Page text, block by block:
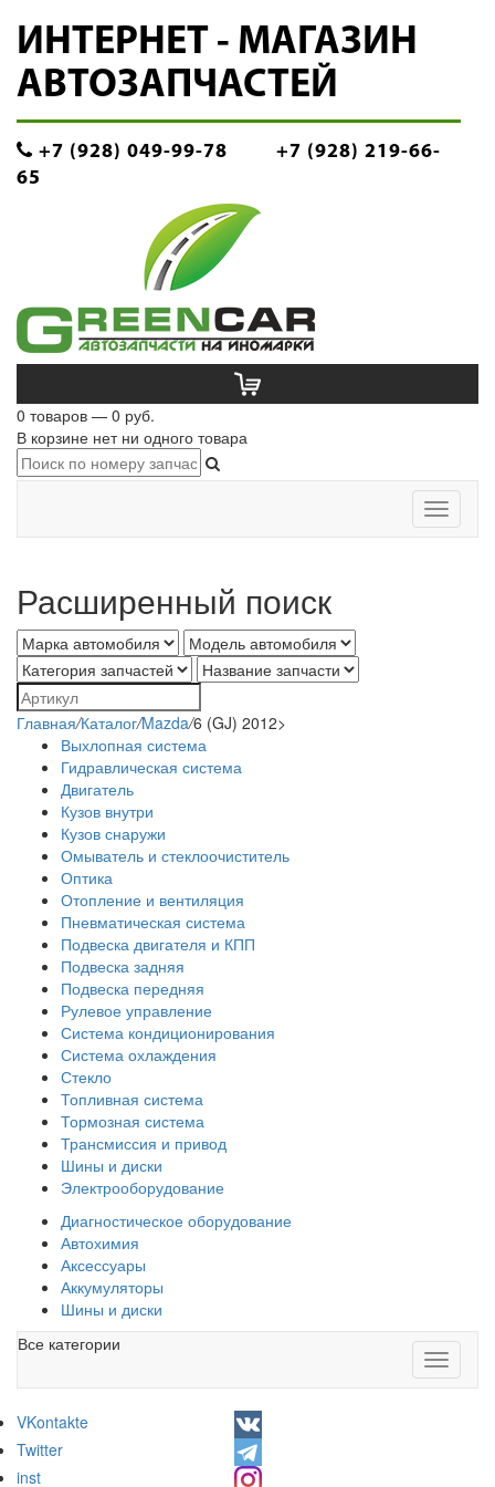
ИНТЕРНЕТ - МАГАЗИН
АВТОЗАПЧАСТЕЙ
+7 (928) 049-99-78
+7 (928) 219-66-
65
0 товаров — 0 руб.
В корзине нет ни одного товара
Toggle
Расширенный поиск
Главная/Каталог/Mazda/6 (GJ) 2012>
Выхлопная система
Гидравлическая система
Двигатель
Кузов внутри
Кузов снаружи
Омыватель и стеклоочиститель
Оптика
Отопление и вентиляция
Пневматическая система
Подвеска двигателя и КПП
Подвеска задняя
Подвеска передняя
Рулевое управление
Система кондиционирования
Система охлаждения
Стекло
Топливная система
Тормозная система
Трансмиссия и привод
Шины и диски
Электрооборудование
Диагностическое оборудование
Автохимия
Аксессуары
Аккумуляторы
Шины и диски
Toggle
Все категории
VKontakte
Twitter
inst